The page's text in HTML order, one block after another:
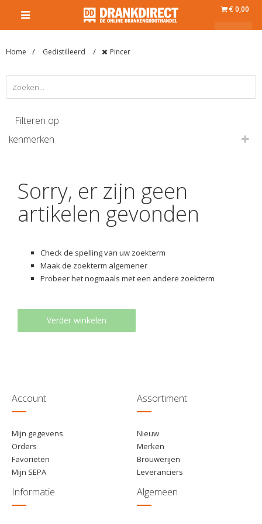
€ 0,00
Home Gedistilleerd Pincer
Filteren op
kenmerken
Sorry, er zijn geen
artikelen gevonden
Check de spelling van uw zoekterm
Maak de zoekterm algemener
Probeer het nogmaals met een andere zoekterm
Verder winkelen
Account
Mijn gegevens
Orders
Favorieten
Mijn SEPA
Assortiment
Nieuw
Merken
Brouwerijen
Leveranciers
Informatie Algemeen